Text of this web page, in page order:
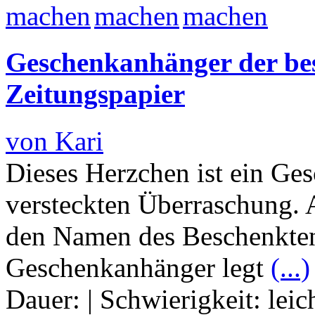
Geschenkanhänger der
Zeitungspapier
von Kari
Dieses Herzchen ist ein
versteckten Überraschung.
den Namen des
Geschenkanhänger legt (...)
Dauer: | Schwierigkeit: